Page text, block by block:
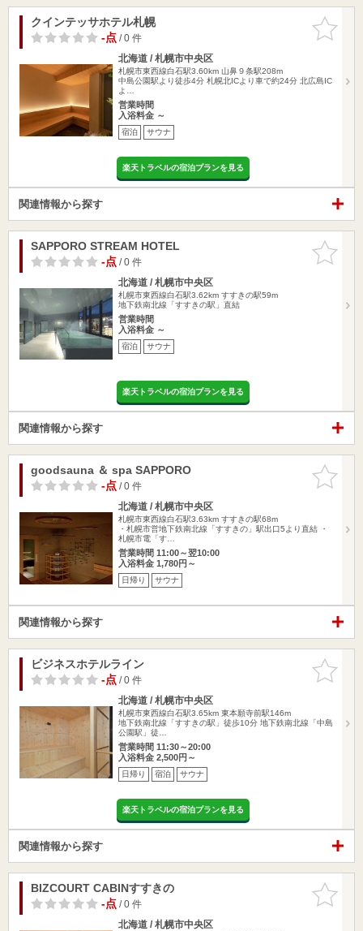
お気に入
りに追加
クインテッサホテル札幌
-点/ 0 件
北海道 / 札幌市中央区
札幌市東西線白石駅3.60km 山鼻９条駅208m
中島公園駅より徒歩4分 札幌北ICより車で約24分 北広島IC
よ…
営業時間
入浴料金 ～
宿泊 サウナ
楽天トラベルの宿泊プランを見る
関連情報から探す
お気に入
りに追加
SAPPORO STREAM HOTEL
-点/ 0 件
北海道 / 札幌市中央区
札幌市東西線白石駅3.62km すすきの駅59m
地下鉄南北線「すすきの駅」直結
営業時間
入浴料金 ～
宿泊 サウナ
楽天トラベルの宿泊プランを見る
関連情報から探す
お気に入
りに追加
goodsauna ＆ spa SAPPORO
-点/ 0 件
北海道 / 札幌市中央区
札幌市東西線白石駅3.63km すすきの駅68m
・札幌市営地下鉄南北線「すすきの」駅出口5より直結 ・
札幌市電「す…
営業時間 11:00～翌10:00
入浴料金 1,780円～
日帰り サウナ
関連情報から探す
お気に入
りに追加
ビジネスホテルライン
-点/ 0 件
北海道 / 札幌市中央区
札幌市東西線白石駅3.65km 東本願寺前駅146m
地下鉄南北線「すすきの駅」徒歩10分 地下鉄南北線「中島
公園駅」徒…
営業時間 11:30～20:00
入浴料金 2,500円～
日帰り 宿泊 サウナ
楽天トラベルの宿泊プランを見る
関連情報から探す
お気に入
りに追加
BIZCOURT CABINすすきの
-点/ 0 件
北海道 / 札幌市中央区